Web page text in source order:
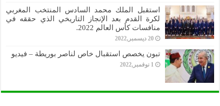
استقبل الملك محمد السادس المنتخب المغربي
لكرة القدم بعد الإنجاز التاريخي الذي حققه في
منافسات كأس العالم 2022.
20 ديسمبر,2022
تبون يخصص استقبال خاص لناصر بوريطة – فيديو
1 نوفمبر,2022